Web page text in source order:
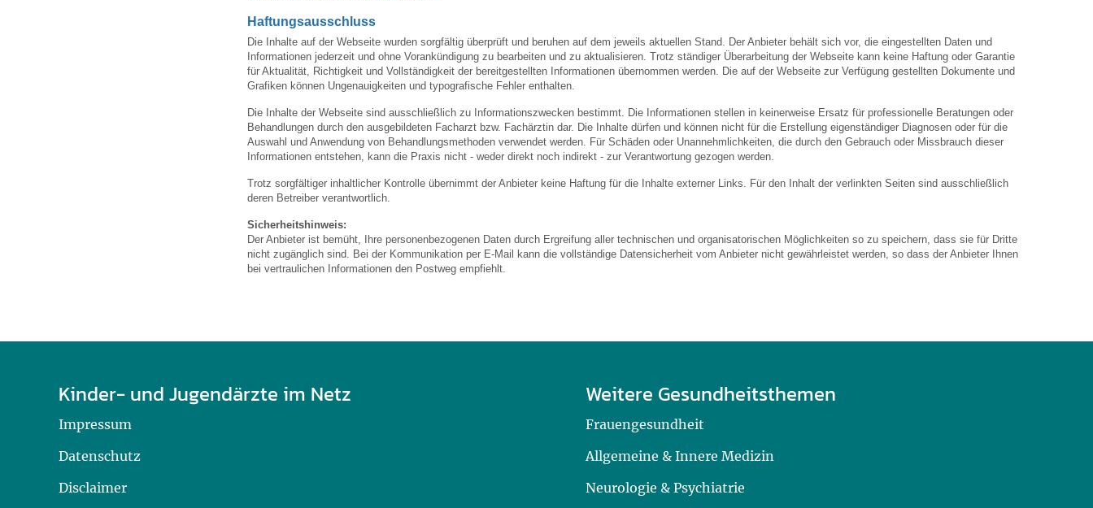
Broschüren und Informationsflyer
Familienzeit gesund gestalten
U0-Vorsorge
Haftungsausschluss
Die Inhalte auf der Webseite wurden sorgfältig überprüft und beruhen auf dem jeweils aktuellen Stand. Der Anbieter behält sich vor, die eingestellten Daten und
Informationen jederzeit und ohne Vorankündigung zu bearbeiten und zu aktualisieren. Trotz ständiger Überarbeitung der Webseite kann keine Haftung oder Garantie
für Aktualität, Richtigkeit und Vollständigkeit der bereitgestellten Informationen übernommen werden. Die auf der Webseite zur Verfügung gestellten Dokumente und
Grafiken können Ungenauigkeiten und typografische Fehler enthalten.
Die Inhalte der Webseite sind ausschließlich zu Informationszwecken bestimmt. Die Informationen stellen in keinerweise Ersatz für professionelle Beratungen oder
Behandlungen durch den ausgebildeten Facharzt bzw. Fachärztin dar. Die Inhalte dürfen und können nicht für die Erstellung eigenständiger Diagnosen oder für die
Auswahl und Anwendung von Behandlungsmethoden verwendet werden. Für Schäden oder Unannehmlichkeiten, die durch den Gebrauch oder Missbrauch dieser
Informationen entstehen, kann die Praxis nicht - weder direkt noch indirekt - zur Verantwortung gezogen werden.
Trotz sorgfältiger inhaltlicher Kontrolle übernimmt der Anbieter keine Haftung für die Inhalte externer Links. Für den Inhalt der verlinkten Seiten sind ausschließlich
deren Betreiber verantwortlich.
Sicherheitshinweis:
Der Anbieter ist bemüht, Ihre personenbezogenen Daten durch Ergreifung aller technischen und organisatorischen Möglichkeiten so zu speichern, dass sie für Dritte
nicht zugänglich sind. Bei der Kommunikation per E-Mail kann die vollständige Datensicherheit vom Anbieter nicht gewährleistet werden, so dass der Anbieter Ihnen
bei vertraulichen Informationen den Postweg empfiehlt.
Kinder- und Jugendärzte im Netz
Impressum
Datenschutz
Disclaimer
Weitere Gesundheitsthemen
Frauengesundheit
Allgemeine & Innere Medizin
Neurologie & Psychiatrie